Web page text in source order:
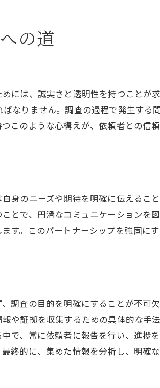
調査依頼の方法
リットとは
トと活用法
日常の取り戻し方
偵選びのポイント
全に依頼する方法
選びのコツ
選択基準
くべき基本情報
の事前準備
重要性
な手続き
の道
には、誠実さと透明性を持つことが
なりません。調査の過程で発生する
このような心構えが、依頼者との信
身のニーズや期待を明確に伝えるこ
とで、円滑なコミュニケーションを
す。このパートナーシップを強固に
調査の目的を明確にすることが不可
や証拠を収集するための具体的な手
で、常に依頼者に報告を行い、進捗
終的に、集めた情報を分析し、明確